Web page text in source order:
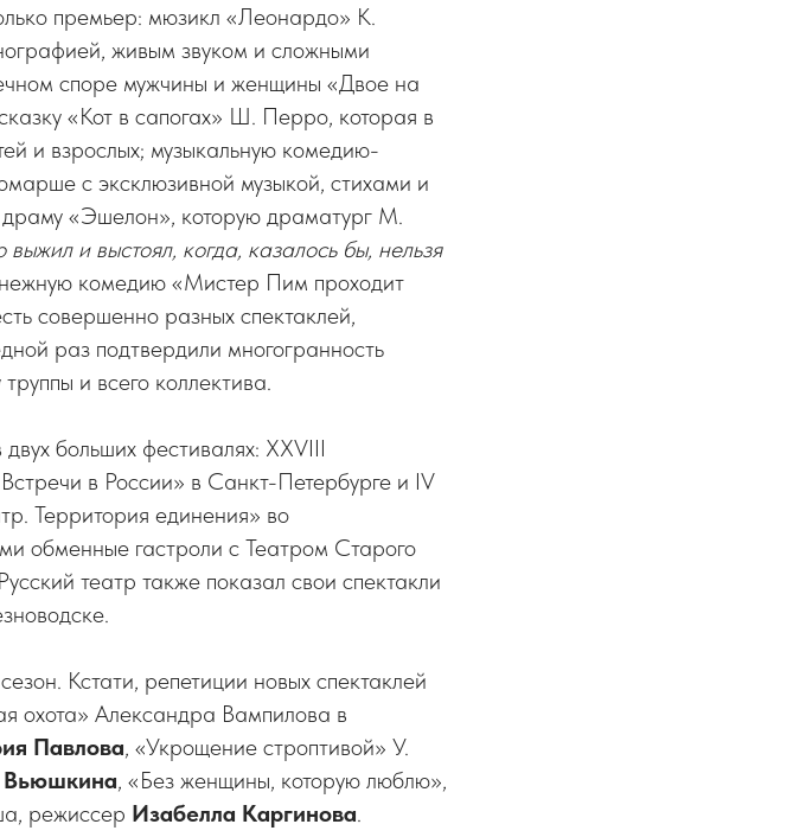
премьер: мюзикл «Леонардо» К.
живым звуком и сложными
споре мужчины и женщины «Двое на
«Кот в сапогах» Ш. Перро, которая в
и взрослых; музыкальную комедию-
с эксклюзивной музыкой, стихами и
«Эшелон», которую драматург М.
выжил и выстоял, когда, казалось бы, нельзя
нежную комедию «Мистер Пим проходит
совершенно разных спектаклей,
раз подтвердили многогранность
и всего коллектива.
больших фестивалях: XXVIII
в России» в Санкт-Петербурге и IV
Территория единения» во
обменные гастроли с Театром Старого
театр также показал свои спектакли
Кстати, репетиции новых спектаклей
охота» Александра Вампилова в
Павлова, «Укрощение строптивой» У.
Вьюшкина, «Без женщины, которую люблю»,
режиссер Изабелла Каргинова.